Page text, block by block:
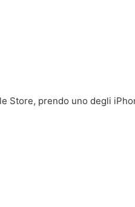
Store, prendo uno degli